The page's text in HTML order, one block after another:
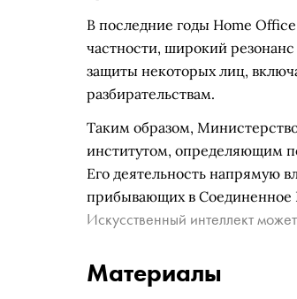
В последние годы Home
частности, широкий
защиты некоторых лиц,
разбирательствам.
Таким образом,
институтом, определяющим
Его деятельность напрямую
прибывающих в Соединенное
Искусственный интеллект
Материалы